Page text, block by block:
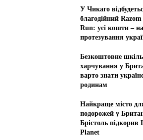
У Чикаго
благодійний
Run: усі кошти – на
протезування
Безкоштовне
харчування у
варто знати
родинам
Найкраще місто
подорожей у
Брістоль підкорив
Planet